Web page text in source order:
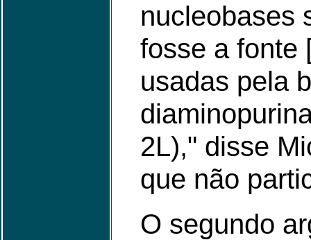
nucleobases
fosse a fonte
usadas pela
2L)," disse
que não
O segundo